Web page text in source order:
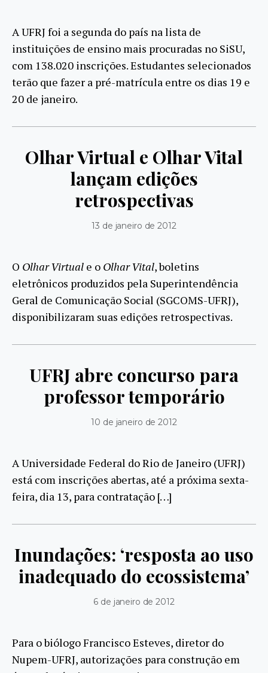
A UFRJ foi a segunda do país na lista de
instituições de ensino mais procuradas no SiSU,
com 138.020 inscrições. Estudantes selecionados
terão que fazer a pré-matrícula entre os dias 19 e
20 de janeiro.
Olhar Virtual e Olhar Vital
lançam edições
retrospectivas
13 de janeiro de 2012
O Olhar Virtual e o Olhar Vital, boletins
eletrônicos produzidos pela Superintendência
Geral de Comunicação Social (SGCOMS-UFRJ),
disponibilizaram suas edições retrospectivas.
UFRJ abre concurso para
professor temporário
10 de janeiro de 2012
A Universidade Federal do Rio de Janeiro (UFRJ)
está com inscrições abertas, até a próxima sexta-
feira, dia 13, para contratação […]
Inundações: ‘resposta ao uso
inadequado do ecossistema’
6 de janeiro de 2012
Para o biólogo Francisco Esteves, diretor do
Nupem-UFRJ, autorizações para construção em